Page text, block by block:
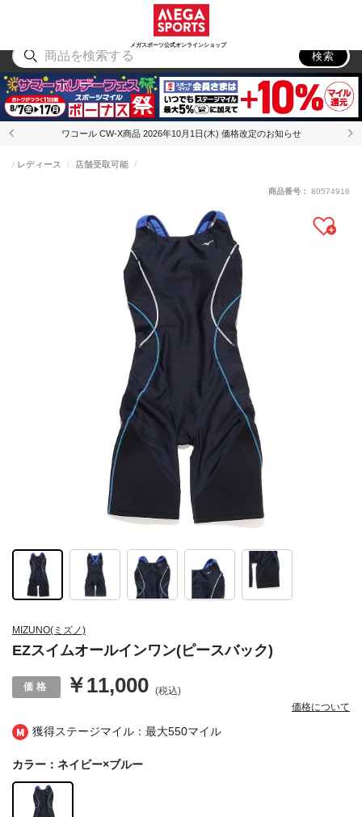
メガスポーツ公式オンラインショップ
アウトドア
検索
ワコール CW-X商品 2026年10月1日(木) 価格改定のお知らせ
獲得ステージマイル：最大550マイル
MIZUNO(ミズノ)
EZスイムオールインワン(ピースバック)
レディース 店舗受取可能
￥11,000 (税込)
価格について
商品番号： 80574916
カラー：ネイビー×ブルー